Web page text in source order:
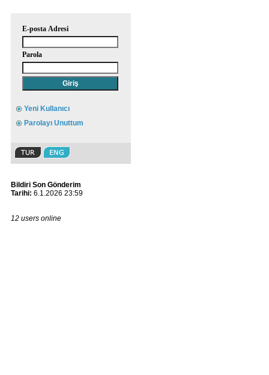
E-posta Adresi
Parola
Yeni Kullanıcı
Parolayı Unuttum
Bildiri Son Gönderim
Tarihi: 6.1.2026 23:59
12 users online